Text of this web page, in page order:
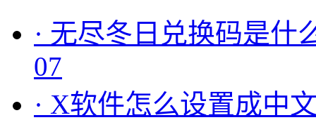
· 无尽冬日兑换码是什
07
· X软件怎么设置成中